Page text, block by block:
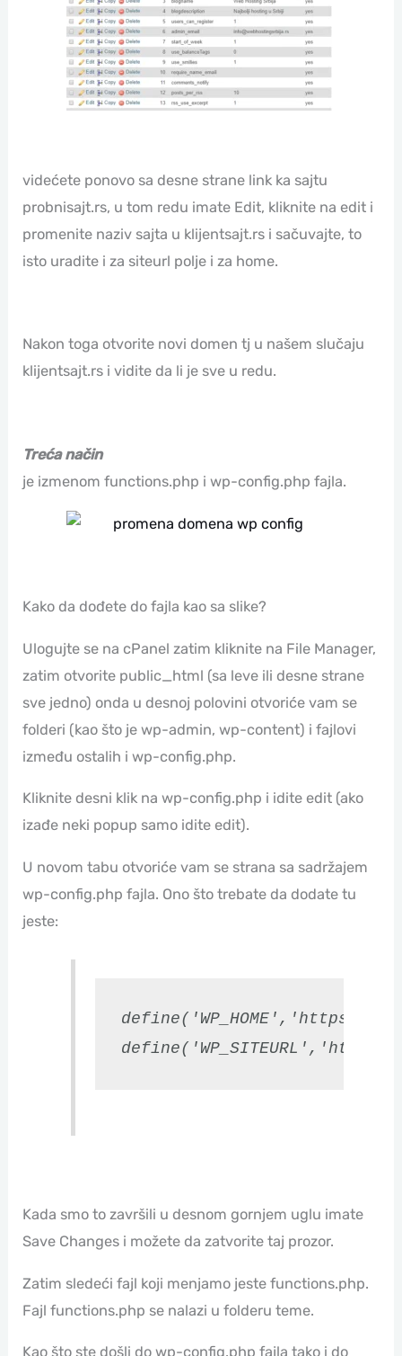
videćete ponovo sa desne strane link ka sajtu
probnisajt.rs, u tom redu imate Edit, kliknite na edit i
promenite naziv sajta u klijentsajt.rs i sačuvajte, to
isto uradite i za siteurl polje i za home.
Nakon toga otvorite novi domen tj u našem slučaju
klijentsajt.rs i vidite da li je sve u redu.
Treća način
je izmenom functions.php i wp-config.php fajla.
Kako da dođete do fajla kao sa slike?
Ulogujte se na cPanel zatim kliknite na File Manager,
zatim otvorite public_html (sa leve ili desne strane
sve jedno) onda u desnoj polovini otvoriće vam se
folderi (kao što je wp-admin, wp-content) i fajlovi
između ostalih i wp-config.php.
Kliknite desni klik na wp-config.php i idite edit (ako
izađe neki popup samo idite edit).
U novom tabu otvoriće vam se strana sa sadržajem
wp-config.php fajla. Ono što trebate da dodate tu
jeste:
Kada smo to završili u desnom gornjem uglu imate
Save Changes i možete da zatvorite taj prozor.
Zatim sledeći fajl koji menjamo jeste functions.php.
Fajl functions.php se nalazi u folderu teme.
Kao što ste došli do wp-config.php fajla tako i do